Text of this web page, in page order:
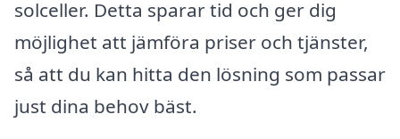
solceller. Detta sparar tid och ger dig
möjlighet att jämföra priser och tjänster,
så att du kan hitta den lösning som passar
just dina behov bäst.